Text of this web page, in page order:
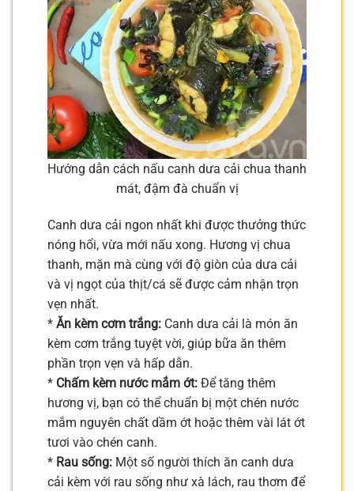
Hướng dẫn cách nấu canh dưa cải chua thanh
mát, đậm đà chuẩn vị
Canh dưa cải ngon nhất khi được thưởng thức
nóng hổi, vừa mới nấu xong. Hương vị chua
thanh, mặn mà cùng với độ giòn của dưa cải
và vị ngọt của thịt/cá sẽ được cảm nhận trọn
vẹn nhất.
* Ăn kèm cơm trắng: Canh dưa cải là món ăn
kèm cơm trắng tuyệt vời, giúp bữa ăn thêm
phần trọn vẹn và hấp dẫn.
* Chấm kèm nước mắm ớt: Để tăng thêm
hương vị, bạn có thể chuẩn bị một chén nước
mắm nguyên chất dầm ớt hoặc thêm vài lát ớt
tươi vào chén canh.
* Rau sống: Một số người thích ăn canh dưa
cải kèm với rau sống như xà lách, rau thơm để